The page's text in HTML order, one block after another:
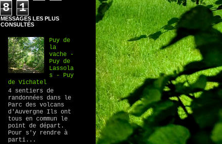
8
1
MESSAGES LES PLUS
CONSULTÉS
Puy de
la
vache -
Puy de
Lassola
s - Puy
de Vichatel
4 sentiers de
randonnées dans le
Parc des volcans
d'Auvergne Ils ont
tous en commun le
point de départ.
Pour s'y rendre à
parti...